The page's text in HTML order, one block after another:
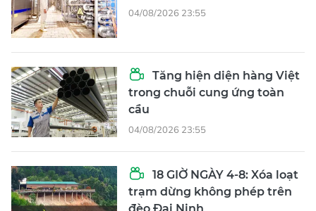
04/08/2026 23:55
Tăng hiện diện hàng Việt
trong chuỗi cung ứng toàn
cầu
04/08/2026 23:55
18 GIỜ NGÀY 4-8: Xóa loạt
trạm dừng không phép trên
đèo Đại Ninh